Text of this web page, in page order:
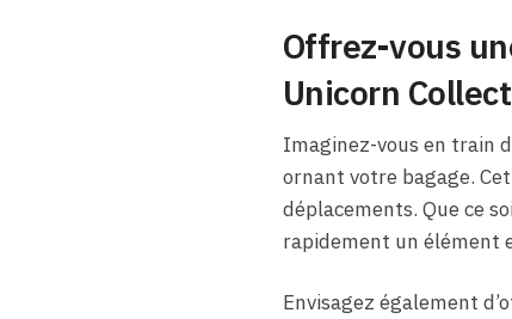
Offrez-vous
Unicorn
Imaginez-vous en train
ornant votre bagage.
déplacements. Que ce
rapidement un élément
Envisagez également